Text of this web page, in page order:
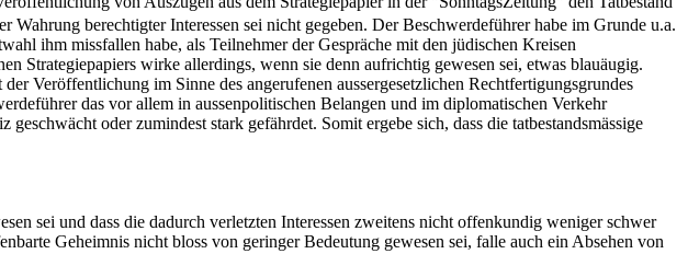
berechtigter Interessen sei nicht gegeben. Der Beschwerdeführer habe im Grunde u.a.
ihm missfallen habe, als Teilnehmer der Gespräche mit den jüdischen Kreisen
Strategiepapiers wirke allerdings, wenn sie denn aufrichtig gewesen sei, etwas blauäugig.
Veröffentlichung im Sinne des angerufenen aussergesetzlichen Rechtfertigungsgrundes
das vor allem in aussenpolitischen Belangen und im diplomatischen Verkehr
oder zumindest stark gefährdet. Somit ergebe sich, dass die tatbestandsmässige
sei und dass die dadurch verletzten Interessen zweitens nicht offenkundig weniger schwer
Geheimnis nicht bloss von geringer Bedeutung gewesen sei, falle auch ein Absehen von